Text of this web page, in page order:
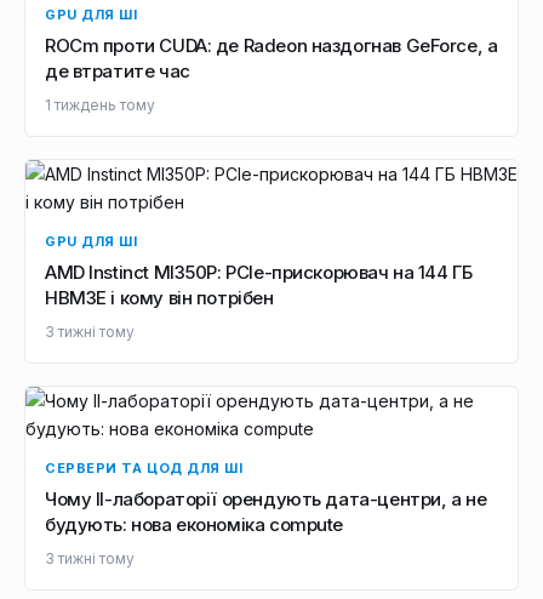
GPU ДЛЯ ШІ
ROCm проти CUDA: де Radeon наздогнав GeForce, а
де втратите час
1 тиждень тому
GPU ДЛЯ ШІ
AMD Instinct MI350P: PCIe-прискорювач на 144 ГБ
HBM3E і кому він потрібен
3 тижні тому
СЕРВЕРИ ТА ЦОД ДЛЯ ШІ
Чому ІІ-лабораторії орендують дата-центри, а не
будують: нова економіка compute
3 тижні тому